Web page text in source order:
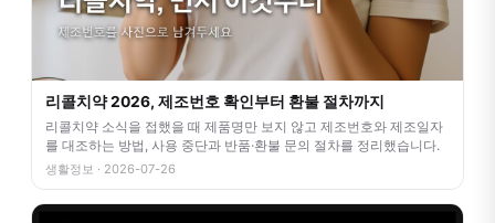
리콜치약 2026, 제조번호 확인부터 환불 절차까지
리콜치약 소식을 접했을 때 제품명만 보지 않고 제조번호와 제조일자
를 대조하는 방법, 사용 중단과 반품·환불 문의 절차를 정리했습니다.
생활정보 · 2026-07-26